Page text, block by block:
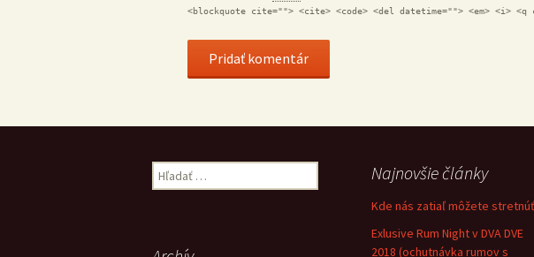
<blockquote cite=""> <cite> <code> <del datetime=""> <em> <i>
Hľadať: Najnovšie články
Kde nás zatiaľ môžete stretnúť
Exlusive Rum Night v DVA DVE
2018 (ochutnávka rumov s